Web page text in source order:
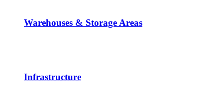
Warehouses & Storage Areas
Infrastructure